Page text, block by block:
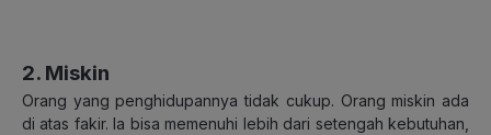
2. Miskin
Orang yang penghidupannya tidak cukup. Orang miskin ada
di atas fakir. Ia bisa memenuhi lebih dari setengah kebutuhan,